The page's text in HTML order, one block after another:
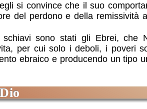
si convince che il suo
del perdono e della remissività
sono stati gli Ebrei, che
per cui solo i deboli, i poveri
ebraico e producendo un tipo